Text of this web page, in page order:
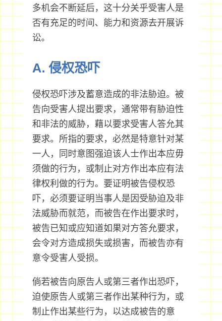
多机会不断延后，这十分关乎受害人是
否有充足的时间、能力和资源去开展诉
讼。
A. 侵权恐吓
侵权恐吓涉及蓄意造成的非法胁迫。被
告向受害人提出要求，通常带有胁迫性
和非法的威胁，藉以要求受害人答允其
要求。所指的要求，必然是特意针对某
一人，同时意图强迫该人士作出本应毋
须做的行为，或制止对方作出本应有法
律权利做的行为。要证明被告侵权恐
吓，必须要证明当事人是因受胁迫及非
法威胁而就范，而被告在作出要求时，
被告已知或应知道如果对方答允要求，
会令对方造成损失或损害，而被告亦有
意令受害人受损。
倘若被告向原告人或第三者作出恐吓，
迫使原告人或第三者作出某种行为，或
制止作出某些行为，以达成被告的意